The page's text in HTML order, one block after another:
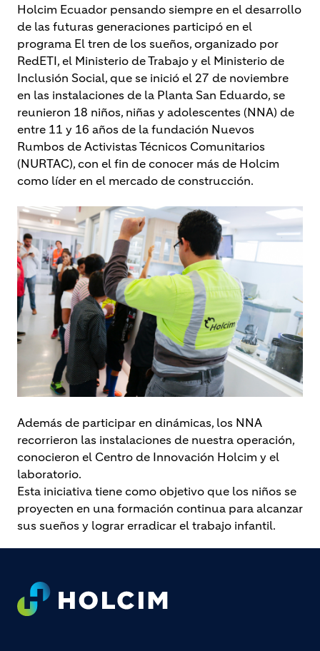
Holcim Ecuador pensando siempre en el desarrollo
de las futuras generaciones participó en el
programa El tren de los sueños, organizado por
RedETI, el Ministerio de Trabajo y el Ministerio de
Inclusión Social, que se inició el 27 de noviembre
en las instalaciones de la Planta San Eduardo, se
reunieron 18 niños, niñas y adolescentes (NNA) de
entre 11 y 16 años de la fundación Nuevos
Rumbos de Activistas Técnicos Comunitarios
(NURTAC), con el fin de conocer más de Holcim
como líder en el mercado de construcción.
Además de participar en dinámicas, los NNA
recorrieron las instalaciones de nuestra operación,
conocieron el Centro de Innovación Holcim y el
laboratorio.
Esta iniciativa tiene como objetivo que los niños se
proyecten en una formación continua para alcanzar
sus sueños y lograr erradicar el trabajo infantil.
Footer